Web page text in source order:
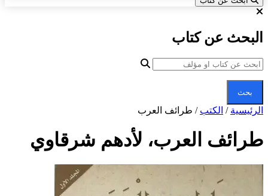
البحث عن كتاب
بحث
الرئيسية / الكتب / طرائف العرب
طرائف العرب، لأدهم شرقاوي